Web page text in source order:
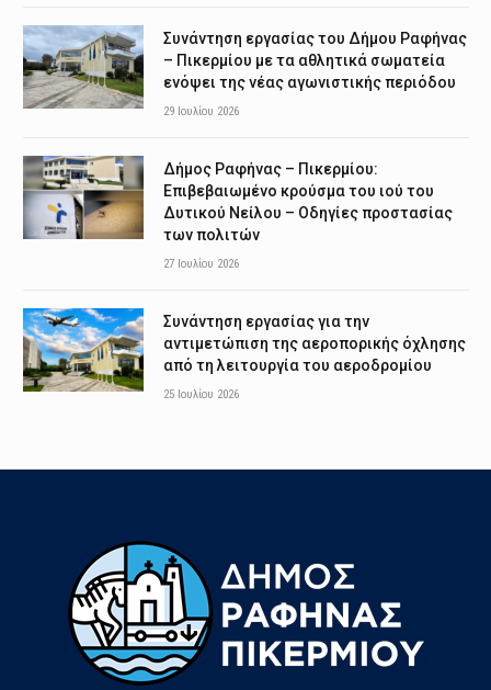
Συνάντηση εργασίας του Δήμου Ραφήνας
– Πικερμίου με τα αθλητικά σωματεία
ενόψει της νέας αγωνιστικής περιόδου
29 Ιουλίου 2026
Δήμος Ραφήνας – Πικερμίου:
Επιβεβαιωμένο κρούσμα του ιού του
Δυτικού Νείλου – Οδηγίες προστασίας
των πολιτών
27 Ιουλίου 2026
Συνάντηση εργασίας για την
αντιμετώπιση της αεροπορικής όχλησης
από τη λειτουργία του αεροδρομίου
25 Ιουλίου 2026